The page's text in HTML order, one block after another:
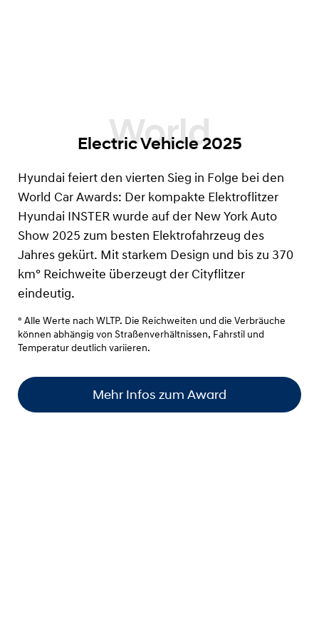
Electric Vehicle 2025
Hyundai feiert den vierten Sieg in Folge bei den
World Car Awards: Der kompakte Elektroflitzer
Hyundai INSTER wurde auf der New York Auto
Show 2025 zum besten Elektrofahrzeug des
Jahres gekürt. Mit starkem Design und bis zu 370
km° Reichweite überzeugt der Cityflitzer
eindeutig.
° Alle Werte nach WLTP. Die Reichweiten und die Verbräuche
können abhängig von Straßenverhältnissen, Fahrstil und
Temperatur deutlich variieren.
Mehr Infos zum Award